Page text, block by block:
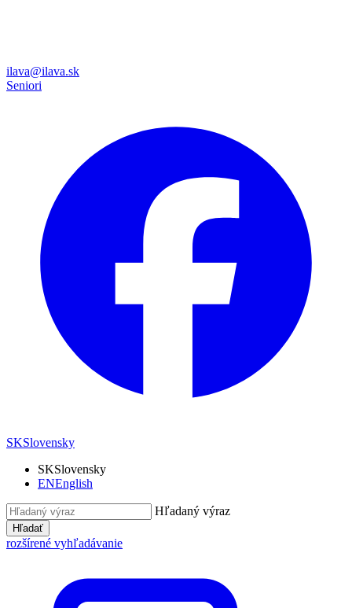
ilava@ilava.sk
Seniori
SKSlovensky
SKSlovensky
ENEnglish
Hľadaný výraz
Hľadať
rozšírené vyhľadávanie